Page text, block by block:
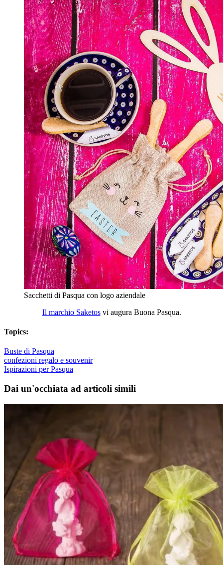
Sacchetti di Pasqua con logo aziendale
Il marchio Saketosvi augura Buona Pasqua.
Topics:
Buste di Pasqua
confezioni regalo e souvenir
Ispirazioni per Pasqua
Dai un'occhiata ad articoli simili